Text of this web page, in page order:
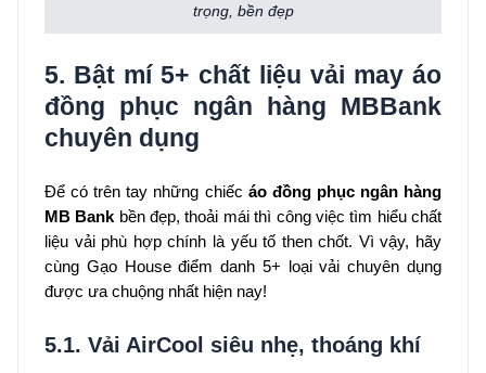
trọng, bền đẹp
5. Bật mí 5+ chất liệu vải may áo
đồng phục ngân hàng MBBank
chuyên dụng
Để có trên tay những chiếc áo đồng phục ngân hàng
MB Bank bền đẹp, thoải mái thì công việc tìm hiểu chất
liệu vải phù hợp chính là yếu tố then chốt. Vì vậy, hãy
cùng Gạo House điểm danh 5+ loại vải chuyên dụng
được ưa chuộng nhất hiện nay!
5.1. Vải AirCool siêu nhẹ, thoáng khí